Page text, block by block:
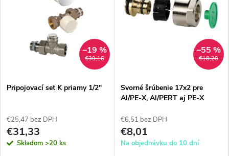
€39,16
–19 %
Pripojovací set K priamy 1/2"
€25,47 bez DPH
€31,33
Skladom >20 ks
€18,20
–55 %
Svorné šrúbenie 17x2 pre
Al/PE-X, Al/PERT aj PE-X
€6,51 bez DPH
€8,01
Na objednávku do 10 dní